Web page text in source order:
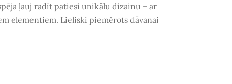
ļauj radīt patiesi unikālu dizainu – ar
elementiem. Lieliski piemērots dāvanai